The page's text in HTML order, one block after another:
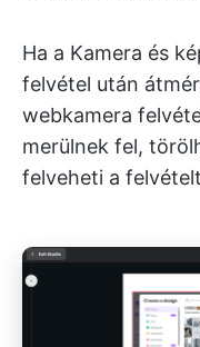
Ha a Kamera és
felvétel után
webkamera
merülnek fel,
felveheti a